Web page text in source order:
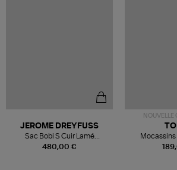
480,00 €
JEROME DREYFUSS
Sac Bobi S Cuir Lamé
Champagne
NOUVELLE